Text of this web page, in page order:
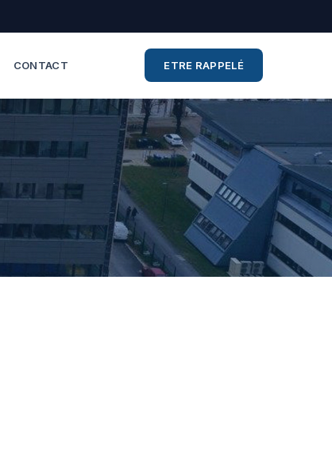
CONTACT ETRE RAPPELÉ